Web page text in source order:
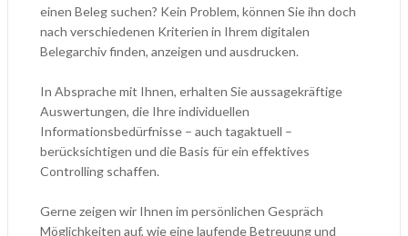
einen Beleg suchen? Kein Problem, können Sie ihn doch
nach verschiedenen Kriterien in Ihrem digitalen
Belegarchiv finden, anzeigen und ausdrucken.
In Absprache mit Ihnen, erhalten Sie aussagekräftige
Auswertungen, die Ihre individuellen
Informationsbedürfnisse – auch tagaktuell –
berücksichtigen und die Basis für ein effektives
Controlling schaffen.
Gerne zeigen wir Ihnen im persönlichen Gespräch
Möglichkeiten auf, wie eine laufende Betreuung und